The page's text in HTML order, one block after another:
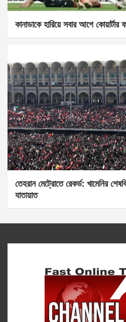
কানাডাকে হারিয়ে সবার আগে
তেহরান মেট্রোতে রেকর্ড: খামেনির
যাতায়াত